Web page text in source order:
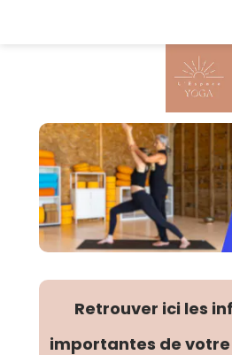
Retrouver ici les
importantes de